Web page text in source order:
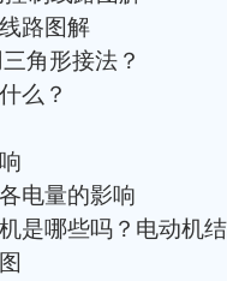
路图解
角形接法？
么？
电量的影响
是哪些吗？电动机